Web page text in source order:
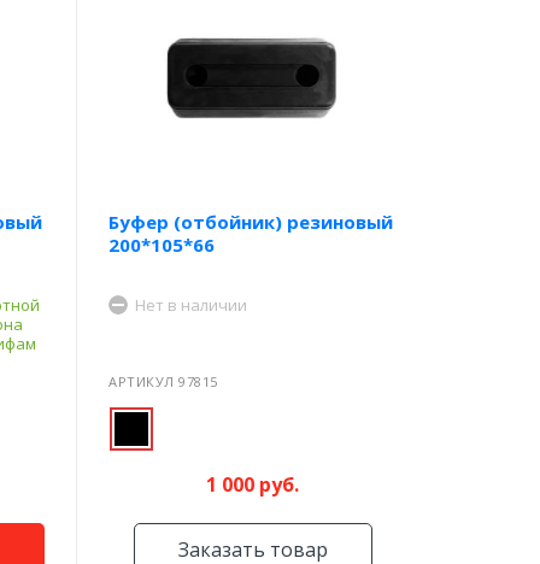
Буфер (отбойник) резиновый
200*105*66
Нет в наличии
АРТИКУЛ 97815
1 000 руб.
Заказать товар